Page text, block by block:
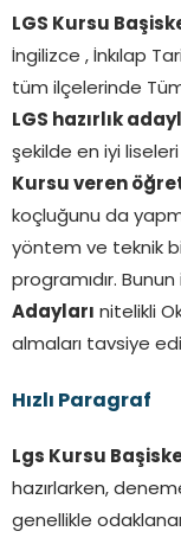
LGS Kursu
İngilizce , İnkılap
tüm ilçelerinde
LGS hazırlık
şekilde en iyi
Kursu veren
koçluğunu da
yöntem ve teknik
programıdır. Bunun
Adayları nitelikli
almaları tavsiye
Hızlı Paragraf
Lgs Kursu
hazırlarken,
genellikle